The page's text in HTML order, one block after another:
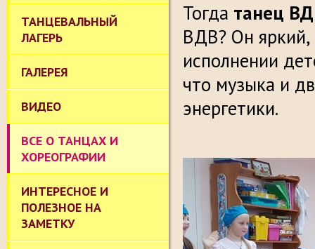
ТАНЦЕВАЛЬНЫЙ
ЛАГЕРЬ
ГАЛЕРЕЯ
ВИДЕО
ВСЕ О ТАНЦАХ И
ХОРЕОГРАФИИ
ИНТЕРЕСНОЕ И
ПОЛЕЗНОЕ НА
ЗАМЕТКУ
Тогда танец
ВДВ? Он
исполнении
что музыка и
энергетики.